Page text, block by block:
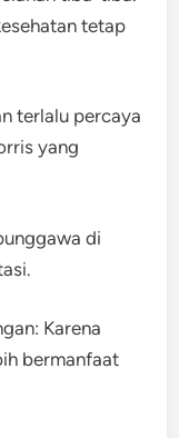
tetap
terlalu percaya
yang
di
Karena
bermanfaat